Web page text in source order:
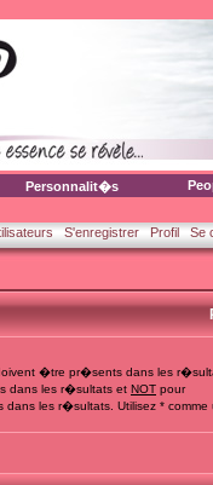
Personnalit�s
S'enregistrer Profil Se
�tre pr�sents dans les
dans les r�sultats et NOT pour
les r�sultats. Utilisez * comme